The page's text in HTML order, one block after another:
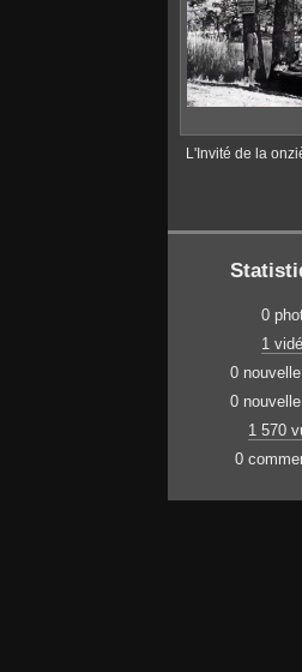
L'Invité de la
0
1
0
0
1 570
0